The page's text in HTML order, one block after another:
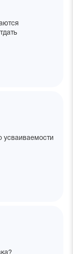
усваиваемости